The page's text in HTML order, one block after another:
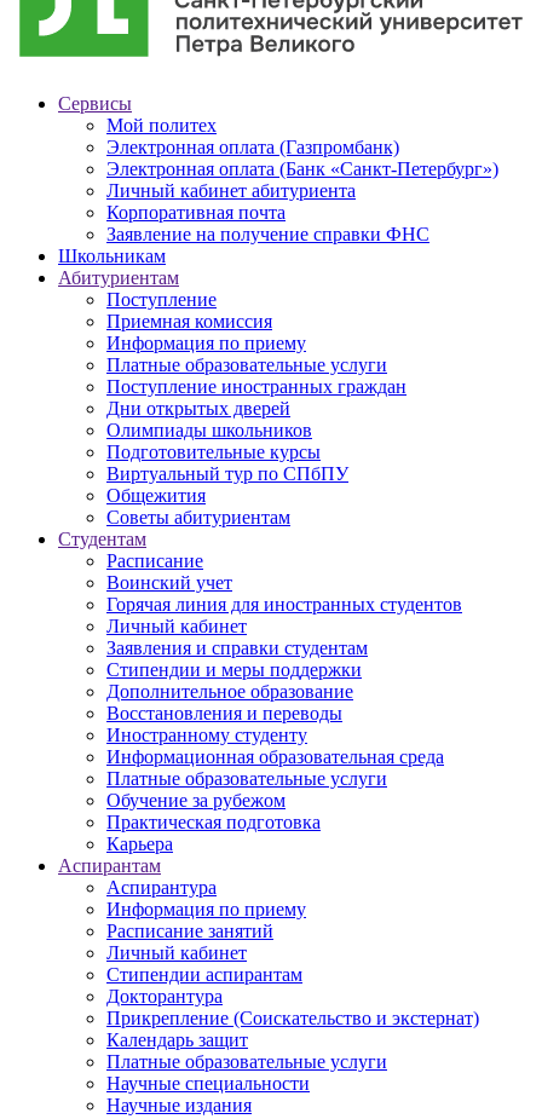
Сервисы
Мой политех
Электронная оплата (Газпромбанк)
Электронная оплата (Банк «Санкт-Петербург»)
Личный кабинет абитуриента
Корпоративная почта
Заявление на получение справки ФНС
Школьникам
Абитуриентам
Поступление
Приемная комиссия
Информация по приему
Платные образовательные услуги
Поступление иностранных граждан
Дни открытых дверей
Олимпиады школьников
Подготовительные курсы
Виртуальный тур по СПбПУ
Общежития
Советы абитуриентам
Студентам
Расписание
Воинский учет
Горячая линия для иностранных студентов
Личный кабинет
Заявления и справки студентам
Стипендии и меры поддержки
Дополнительное образование
Восстановления и переводы
Иностранному студенту
Информационная образовательная среда
Платные образовательные услуги
Обучение за рубежом
Практическая подготовка
Карьера
Аспирантам
Аспирантура
Информация по приему
Расписание занятий
Личный кабинет
Стипендии аспирантам
Докторантура
Прикрепление (Соискательство и экстернат)
Календарь защит
Платные образовательные услуги
Научные специальности
Научные издания